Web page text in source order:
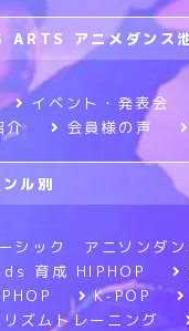
アニメダンス
イベント・発表会
介 会員様の声
ル別
シック アニソンダン
育成 HIPHOP
K-POP
リズムトレーニング